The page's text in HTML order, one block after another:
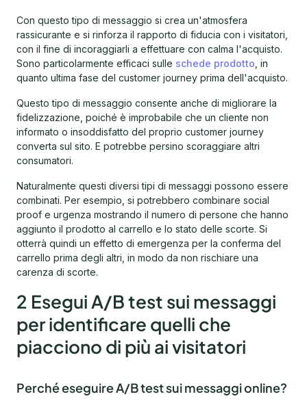
Con questo tipo di messaggio si crea un'atmosfera
rassicurante e si rinforza il rapporto di fiducia con i visitatori,
con il fine di incoraggiarli a effettuare con calma l'acquisto.
Sono particolarmente efficaci sulle schede prodotto , in
quanto ultima fase del customer journey prima dell'acquisto.
Questo tipo di messaggio consente anche di migliorare la
fidelizzazione, poiché è improbabile che un cliente non
informato o insoddisfatto del proprio customer journey
converta sul sito. E potrebbe persino scoraggiare altri
consumatori.
Naturalmente questi diversi tipi di messaggi possono essere
combinati. Per esempio, si potrebbero combinare social
proof e urgenza mostrando il numero di persone che hanno
aggiunto il prodotto al carrello e lo stato delle scorte. Si
otterrà quindi un effetto di emergenza per la conferma del
carrello prima degli altri, in modo da non rischiare una
carenza di scorte.
2 Esegui A/B test sui messaggi
per identificare quelli che
piacciono di più ai visitatori
Perché eseguire A/B test sui messaggi online?